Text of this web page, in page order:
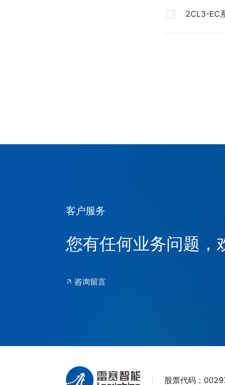
2CL3-EC
客户服务
您有任何业务问题，
咨询留言
股票代码：